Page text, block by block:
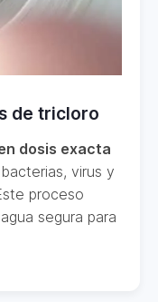
de tricloro
dosis exacta
virus y
proceso
segura para